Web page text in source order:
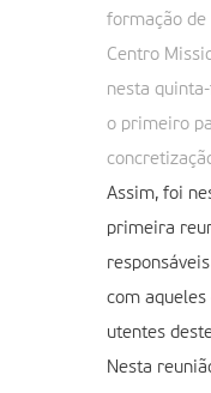
formação de
Centro
nesta
o primeiro
Assim, foi
primeira
com
utentes
Nesta